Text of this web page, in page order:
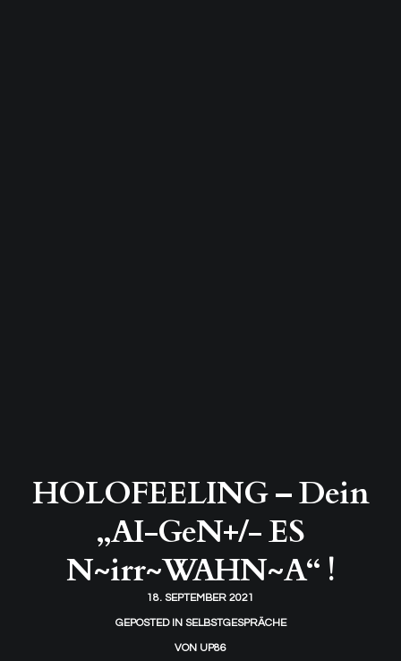
HOLOFEELING – Dein
„AI-GeN+/- ES
N~irr~WAHN~A“ !
18. SEPTEMBER 2021
GEPOSTED IN SELBSTGESPRÄCHE
VON UP86